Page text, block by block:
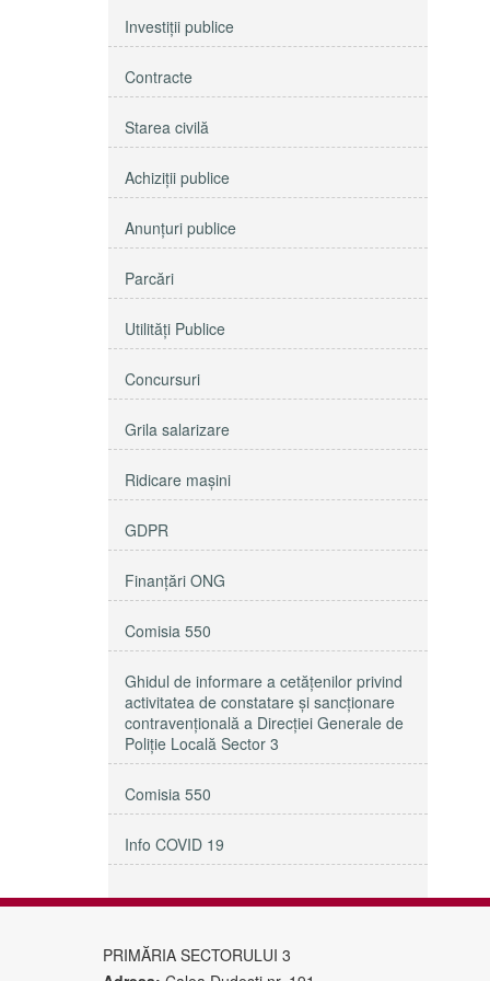
Investiţii publice
Contracte
Starea civilă
Achiziţii publice
Anunţuri publice
Parcări
Utilităţi Publice
Concursuri
Grila salarizare
Ridicare maşini
GDPR
Finanțări ONG
Comisia 550
Ghidul de informare a cetățenilor privind
activitatea de constatare și sancționare
contravențională a Direcției Generale de
Poliție Locală Sector 3
Comisia 550
Info COVID 19
PRIMĂRIA SECTORULUI 3